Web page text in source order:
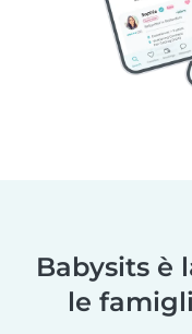
Babysits è
le